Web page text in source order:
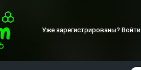
Уже зарегистрированы? Войти